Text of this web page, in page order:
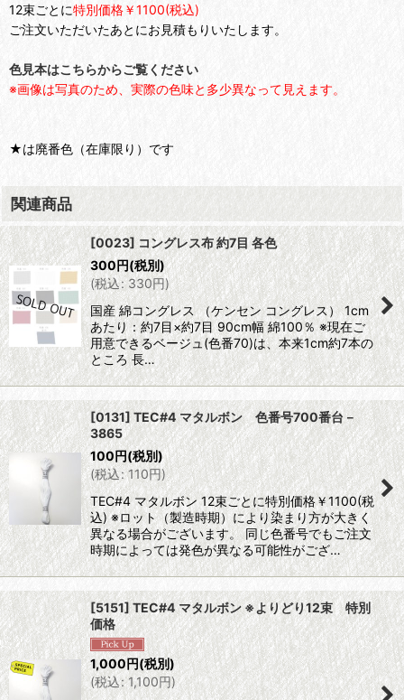
12束ごとに特別価格￥1100(税込)
ご注文いただいたあとにお見積もりいたします。
色見本はこちらからご覧ください
※画像は写真のため、実際の色味と多少異なって見えます。
★は廃番色（在庫限り）です
関連商品
[0023] コングレス布 約7目 各色
300円(税別)
(税込: 330円)
国産 綿コングレス （ケンセン コングレス） 1cm
あたり：約7目×約7目 90cm幅 綿100％ ※現在ご
用意できるベージュ(色番70)は、本来1cm約7本の
ところ 長…
[0131] TEC#4 マタルボン 色番号700番台－
3865
100円(税別)
(税込: 110円)
TEC#4 マタルボン 12束ごとに特別価格￥1100(税
込) ※ロット（製造時期）により染まり方が大きく
異なる場合がございます。 同じ色番号でもご注文
時期によっては発色が異なる可能性がござ…
[5151] TEC#4 マタルボン ※よりどり12束 特別
価格
1,000円(税別)
(税込: 1,100円)